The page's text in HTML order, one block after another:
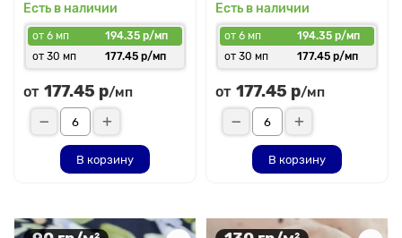
Есть в наличии
от 6 мп
194.35 р/мп
от 30 мп
177.45 р/мп
от 177.45 р/мп
В корзину
Есть в наличии
от 6 мп
194.35 р/мп
от 30 мп
177.45 р/мп
от 177.45 р/мп
В корзину